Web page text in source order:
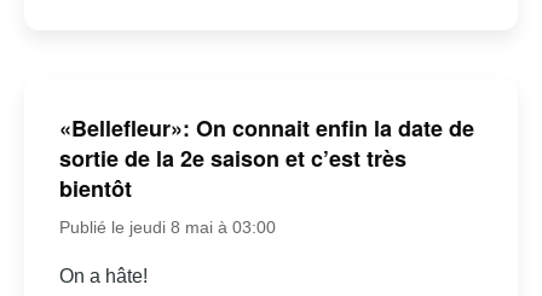
«Bellefleur»: On connait enfin la date de
sortie de la 2e saison et c’est très
bientôt
Publié le jeudi 8 mai à 03:00
On a hâte!